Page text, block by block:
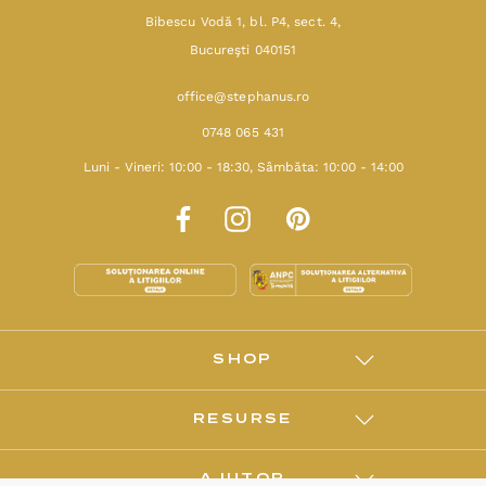
Bibescu Vodă 1, bl. P4, sect. 4,
Bucureşti 040151
office@stephanus.ro
0748 065 431
Luni - Vineri: 10:00 - 18:30, Sâmbăta: 10:00 - 14:00
SHOP
RESURSE
AJUTOR